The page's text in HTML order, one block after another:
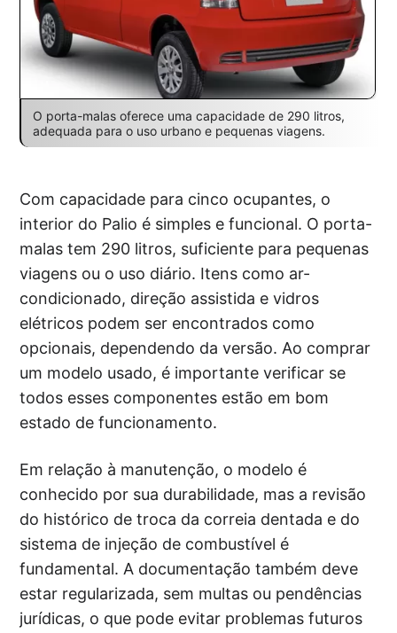
O porta-malas oferece uma capacidade de 290 litros,
adequada para o uso urbano e pequenas viagens.
Com capacidade para cinco ocupantes, o
interior do Palio é simples e funcional. O porta-
malas tem 290 litros, suficiente para pequenas
viagens ou o uso diário. Itens como ar-
condicionado, direção assistida e vidros
elétricos podem ser encontrados como
opcionais, dependendo da versão. Ao comprar
um modelo usado, é importante verificar se
todos esses componentes estão em bom
estado de funcionamento.
Em relação à manutenção, o modelo é
conhecido por sua durabilidade, mas a revisão
do histórico de troca da correia dentada e do
sistema de injeção de combustível é
fundamental. A documentação também deve
estar regularizada, sem multas ou pendências
jurídicas, o que pode evitar problemas futuros